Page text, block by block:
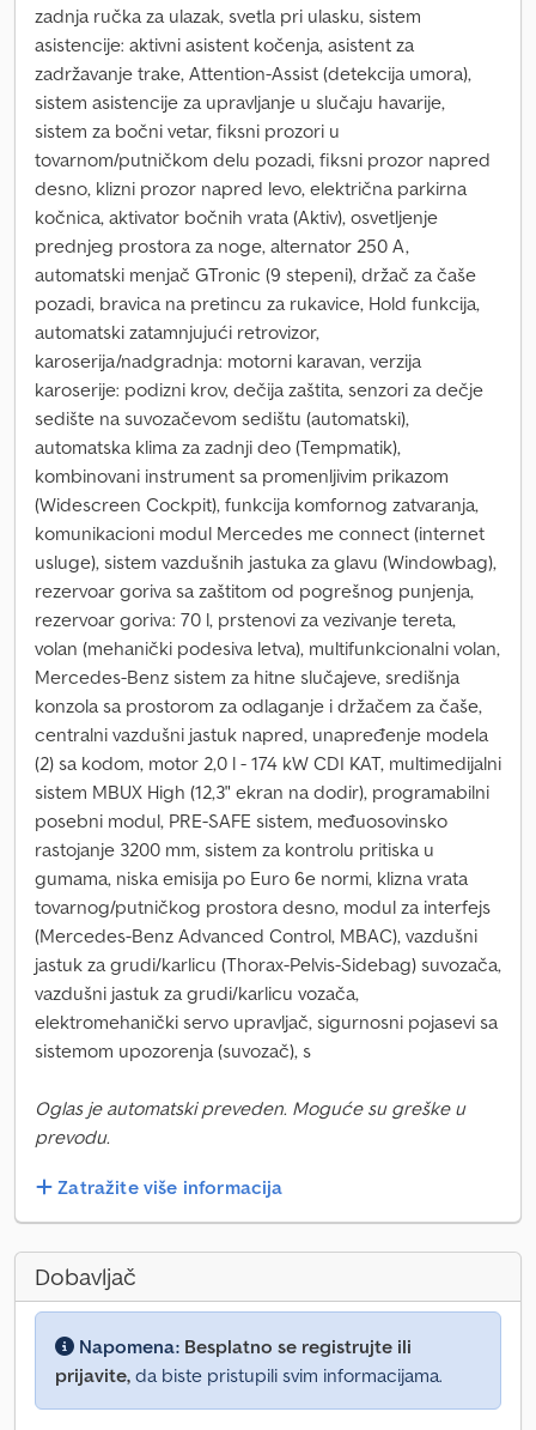
zadnja ručka za ulazak, svetla pri ulasku, sistem
asistencije: aktivni asistent kočenja, asistent za
zadržavanje trake, Attention-Assist (detekcija umora),
sistem asistencije za upravljanje u slučaju havarije,
sistem za bočni vetar, fiksni prozori u
tovarnom/putničkom delu pozadi, fiksni prozor napred
desno, klizni prozor napred levo, električna parkirna
kočnica, aktivator bočnih vrata (Aktiv), osvetljenje
prednjeg prostora za noge, alternator 250 A,
automatski menjač GTronic (9 stepeni), držač za čaše
pozadi, bravica na pretincu za rukavice, Hold funkcija,
automatski zatamnjujući retrovizor,
karoserija/nadgradnja: motorni karavan, verzija
karoserije: podizni krov, dečija zaštita, senzori za dečje
sedište na suvozačevom sedištu (automatski),
automatska klima za zadnji deo (Tempmatik),
kombinovani instrument sa promenljivim prikazom
(Widescreen Cockpit), funkcija komfornog zatvaranja,
komunikacioni modul Mercedes me connect (internet
usluge), sistem vazdušnih jastuka za glavu (Windowbag),
rezervoar goriva sa zaštitom od pogrešnog punjenja,
rezervoar goriva: 70 l, prstenovi za vezivanje tereta,
volan (mehanički podesiva letva), multifunkcionalni volan,
Mercedes-Benz sistem za hitne slučajeve, središnja
konzola sa prostorom za odlaganje i držačem za čaše,
centralni vazdušni jastuk napred, unapređenje modela
(2) sa kodom, motor 2,0 l - 174 kW CDI KAT, multimedijalni
sistem MBUX High (12,3" ekran na dodir), programabilni
posebni modul, PRE-SAFE sistem, međuosovinsko
rastojanje 3200 mm, sistem za kontrolu pritiska u
gumama, niska emisija po Euro 6e normi, klizna vrata
tovarnog/putničkog prostora desno, modul za interfejs
(Mercedes-Benz Advanced Control, MBAC), vazdušni
jastuk za grudi/karlicu (Thorax-Pelvis-Sidebag) suvozača,
vazdušni jastuk za grudi/karlicu vozača,
elektromehanički servo upravljač, sigurnosni pojasevi sa
sistemom upozorenja (suvozač), s
Oglas je automatski preveden. Moguće su greške u
prevodu.
Zatražite više informacija
Dobavljač
Napomena: Besplatno se registrujte ili
prijavite, da biste pristupili svim informacijama.